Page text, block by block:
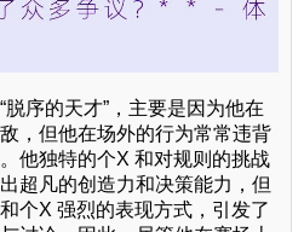
序的天才”，主要是因为他在
，但他在场外的行为常常违背
他独特的个X 和对规则的挑战
超凡的创造力和决策能力，但
个X 强烈的表现方式，引发了